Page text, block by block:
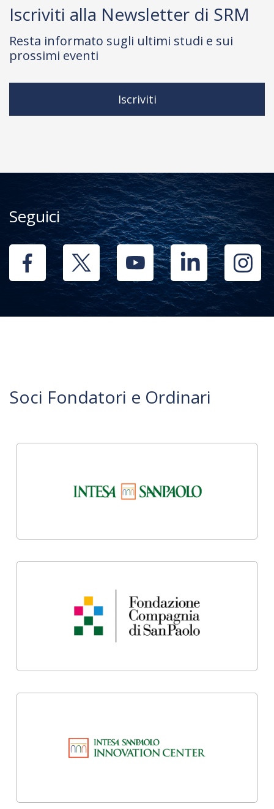
Iscriviti alla Newsletter di SRM
Resta informato sugli ultimi studi e sui
prossimi eventi
Iscriviti
Seguici
Soci Fondatori e Ordinari